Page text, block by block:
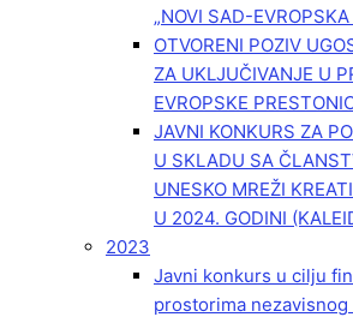
„NOVI SAD-
OTVORENI POZIV
ZA UKLJUČIVANJE U
EVROPSKE
JAVNI KONKURS ZA
U SKLADU SA
UNESKO MREŽI
U 2024. GODINI
2023
Javni konkurs u cilju
prostorima